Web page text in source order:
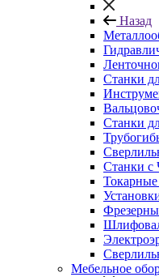
Назад
Станки
Станки
Станки с
Токарные
Мебельное